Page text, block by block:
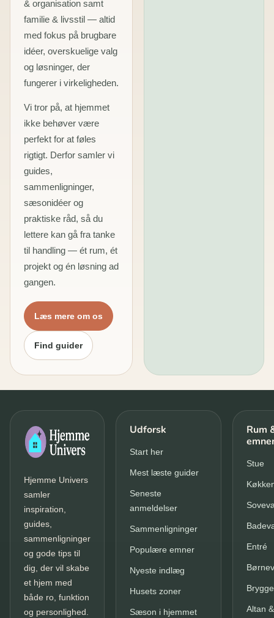
& organisation samt
familie & livsstil — altid
med fokus på brugbare
idéer, overskuelige valg
og løsninger, der
fungerer i virkeligheden.
Vi tror på, at hjemmet
ikke behøver være
perfekt for at føles
rigtigt. Derfor samler vi
guides,
sammenligninger,
sæsonidéer og
praktiske råd, så du
lettere kan gå fra tanke
til handling — ét rum, ét
projekt og én løsning ad
gangen.
Læs mere om os
Find guider
Hjemme Univers
samler
inspiration,
guides,
sammenligninger
og gode tips til
dig, der vil skabe
et hjem med
både ro, funktion
og personlighed.
Udforsk
Start her
Mest læste guider
Seneste
anmeldelser
Sammenligninger
Populære emner
Nyeste indlæg
Husets zoner
Sæson i hjemmet
Rum
Stue
Entré
Altan &